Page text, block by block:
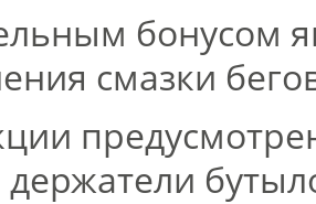
бонусом
смазки